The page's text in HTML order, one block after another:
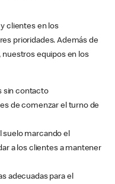
clientes en los
prioridades. Además de
nuestros equipos en los
sin contacto
de comenzar el turno de
suelo marcando el
a los clientes a mantener
adecuadas para el